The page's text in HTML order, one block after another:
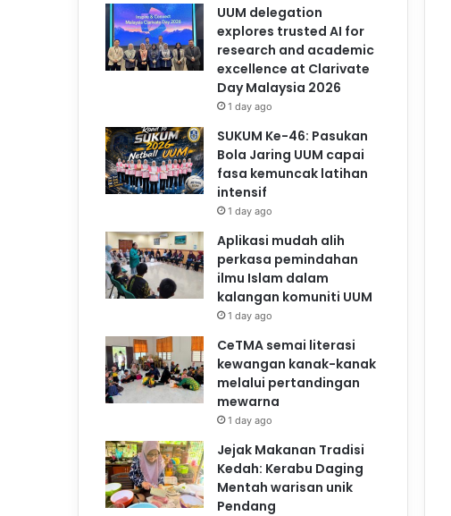
UUM delegation
explores trusted AI for
research and academic
excellence at Clarivate
Day Malaysia 2026
1 day ago
SUKUM Ke-46: Pasukan
Bola Jaring UUM capai
fasa kemuncak latihan
intensif
1 day ago
Aplikasi mudah alih
perkasa pemindahan
ilmu Islam dalam
kalangan komuniti UUM
1 day ago
CeTMA semai literasi
kewangan kanak-kanak
melalui pertandingan
mewarna
1 day ago
Jejak Makanan Tradisi
Kedah: Kerabu Daging
Mentah warisan unik
Pendang